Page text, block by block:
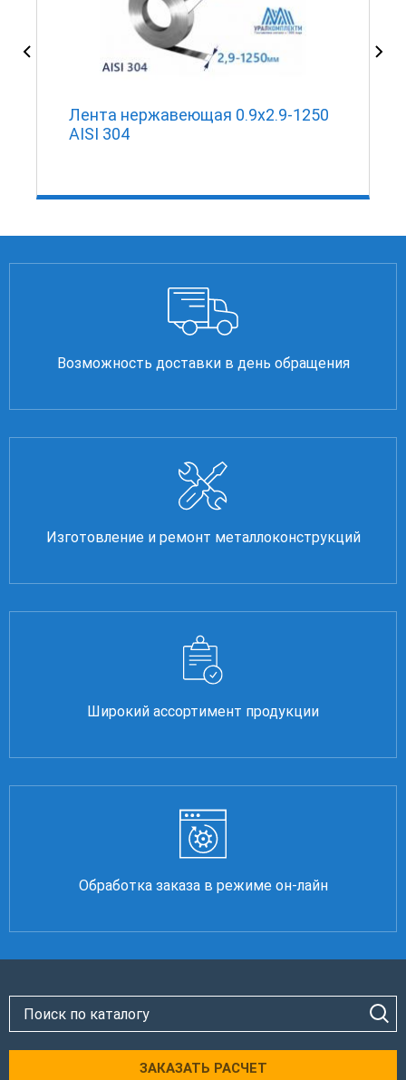
Лента нержавеющая 0.9х2.9-1250
AISI 304
Возможность доставки в день обращения
Изготовление и ремонт металлоконструкций
Широкий ассортимент продукции
Обработка заказа в режиме он-лайн
ЗАКАЗАТЬ РАСЧЕТ